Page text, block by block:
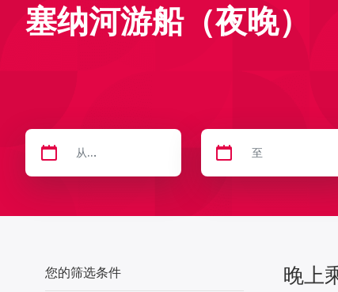
塞纳河游船（夜晚）
晚上
您的筛选条件